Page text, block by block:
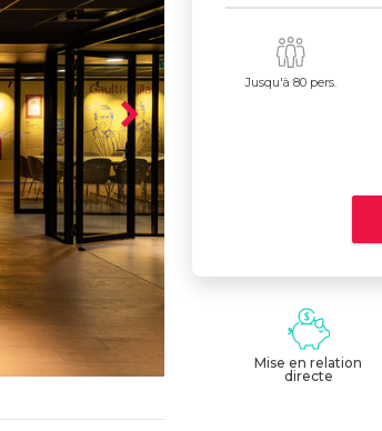
Jusqu'à 80 pers.
Mise en relation
directe